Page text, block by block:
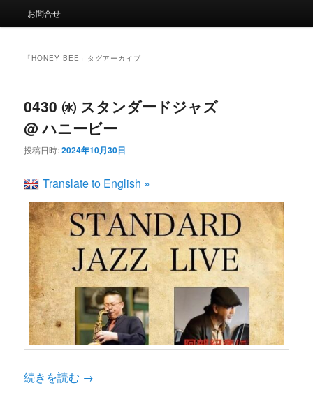
イ
ン
コ
ン
テ
ン
ツ
へ
移
ブ
コ
ン
テ
ン
ツ
へ
移
動
お問合せ
「HONEY BEE 」タグアーカイブ
0430 ㈬ スタンダードジャズ
@ ハニービー
投稿日時:2024年10月30日
Translate to English »
続きを読む →